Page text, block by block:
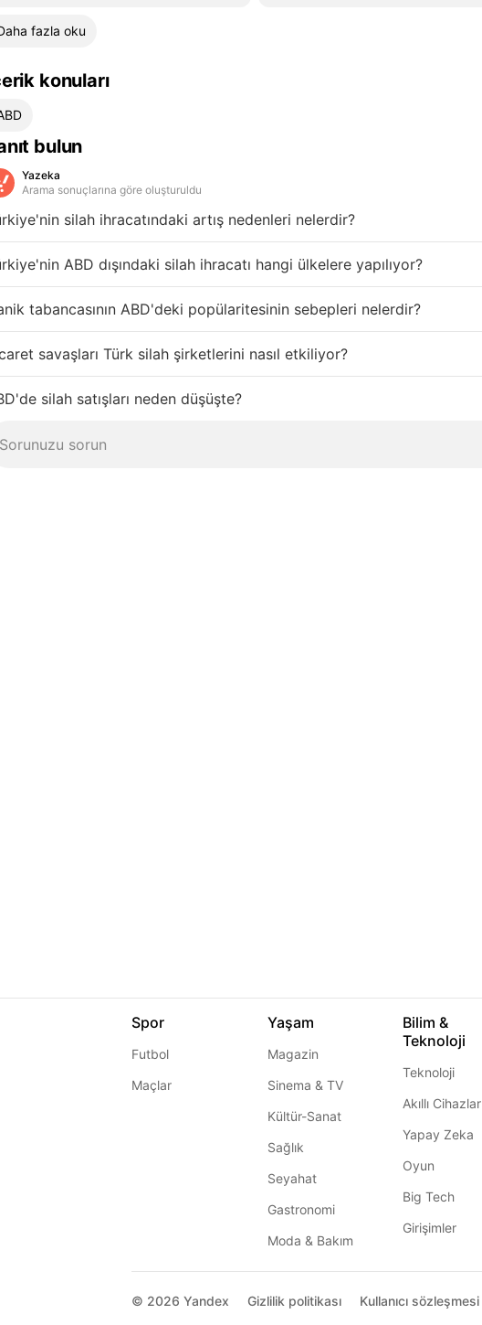
fazla oku
konuları
bulun
Yazeka
Arama sonuçlarına göre oluşturuldu
silah ihracatındaki artış nedenleri nelerdir?
ABD dışındaki silah ihracatı hangi ülkelere yapılıyor?
tabancasının ABD'deki popülaritesinin sebepleri nelerdir?
savaşları Türk silah şirketlerini nasıl etkiliyor?
silah satışları neden düşüşte?
Spor
Futbol
Maçlar
Yaşam
Magazin
Sinema & TV
Kültür-Sanat
Sağlık
Seyahat
Gastronomi
Moda & Bakım
Bilim &
Teknoloji
Teknoloji
Akıllı Cihazlar
Yapay Zeka
Oyun
Big Tech
Girişimler
© 2026 Yandex Gizlilik politikası Kullanıcı sözleşmesi